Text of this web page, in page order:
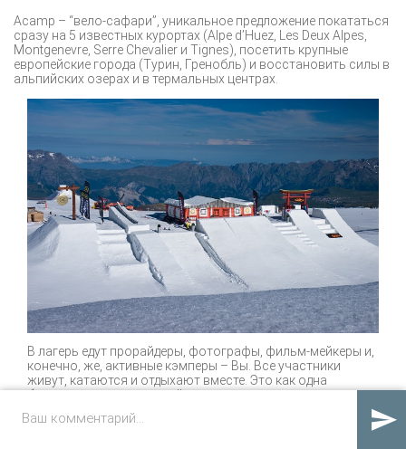
Aсamp – “вело-сафари”, уникальное предложение покататься
сразу на 5 известных курортах (Alpe d’Huez, Les Deux Alpes,
Montgenevre, Serre Chevalier и Tignes), посетить крупные
европейские города (Турин, Гренобль) и восстановить силы в
альпийских озерах и в термальных центрах.
В лагерь едут прорайдеры, фотографы, фильм-мейкеры и,
конечно, же, активные кэмперы – Вы. Все участники
живут, катаются и отдыхают вместе. Это как одна
большая семья, и каждый день вы делитесь друг с другом
